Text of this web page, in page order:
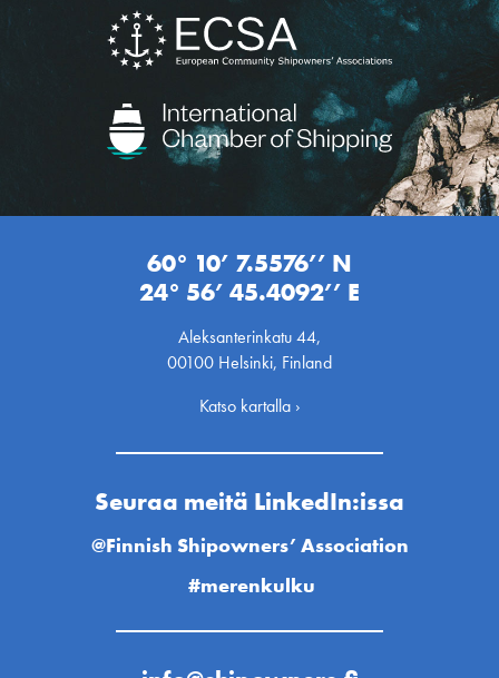
60° 10’ 7.5576’’ N
24° 56’ 45.4092’’ E
Aleksanterinkatu 44,
00100 Helsinki, Finland
Katso kartalla ›
Seuraa meitä LinkedIn:issa
@Finnish Shipowners’ Association
#merenkulku